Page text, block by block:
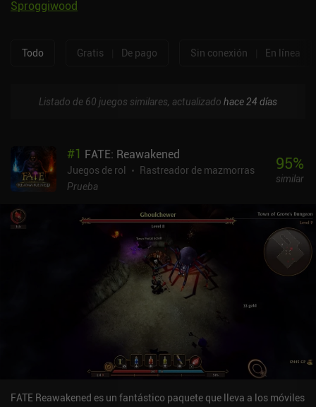
Sproggiwood
Todo Gratis De pago Sin conexión En línea
Listado de 60 juegos similares, actualizado hace 24 días
#1 FATE: Reawakened
Juegos de rol
Rastreador de mazmorras
Prueba
95%
similar
FATE Reawakened es un fantástico paquete que lleva a los móviles